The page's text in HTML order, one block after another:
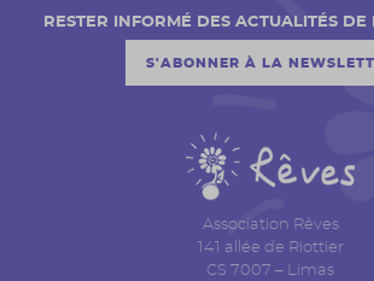
Association Rêves
141 allée de Riottier
CS 7007 – Limas
RESTER INFORMÉ DES ACTUALITÉS DE
S'ABONNER À LA